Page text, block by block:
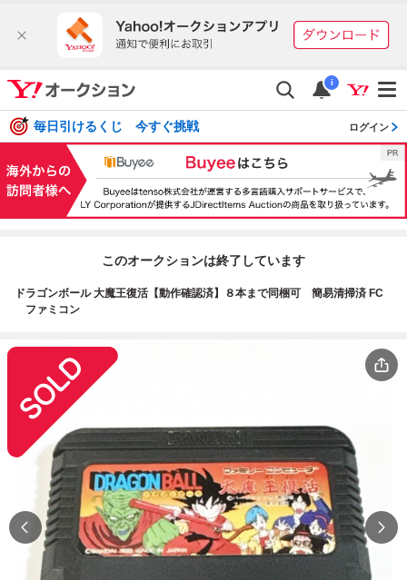
i
毎日引けるくじ 今すぐ挑戦 ログイン
このオークションは終了しています
ドラゴンボール 大魔王復活【動作確認済】８本まで同梱可 簡易清掃済 FC
ファミコン